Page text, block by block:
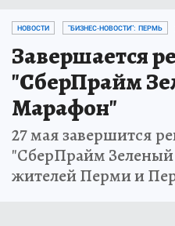
НОВОСТИ "БИЗНЕС-НОВОСТИ": ПЕРМЬ
Завершается
"СберПрайм
Марафон"
27 мая завершится
"СберПрайм
жителей Перми и